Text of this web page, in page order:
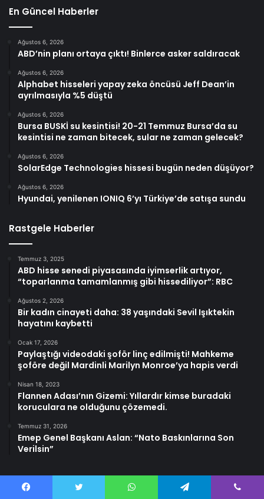
En Güncel Haberler
Ağustos 6, 2026
ABD’nin planı ortaya çıktı! Binlerce asker saldıracak
Ağustos 6, 2026
Alphabet hisseleri yapay zeka öncüsü Jeff Dean’in
ayrılmasıyla %5 düştü
Ağustos 6, 2026
Bursa BUSKİ su kesintisi! 20-21 Temmuz Bursa’da su
kesintisi ne zaman bitecek, sular ne zaman gelecek?
Ağustos 6, 2026
SolarEdge Technologies hissesi bugün neden düşüyor?
Ağustos 6, 2026
Hyundai, yenilenen IONIQ 6’yı Türkiye’de satışa sundu
Rastgele Haberler
Temmuz 3, 2025
ABD hisse senedi piyasasında iyimserlik artıyor,
“toparlanma tamamlanmış gibi hissediliyor”: RBC
Ağustos 2, 2026
Bir kadın cinayeti daha: 38 yaşındaki Sevil Işıktekin
hayatını kaybetti
Ocak 17, 2026
Paylaştığı videodaki şoför linç edilmişti! Mahkeme
şoföre değil Mardinli Marilyn Monroe’ya hapis verdi
Nisan 18, 2023
Flannen Adası’nın Gizemi: Yıllardır kimse buradaki
koruculara ne olduğunu çözemedi.
Temmuz 31, 2026
Emep Genel Başkanı Aslan: “Nato Baskınlarına Son
Verilsin”